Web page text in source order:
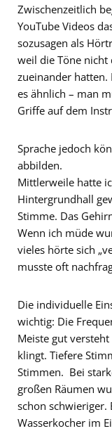
Zwischenzeitlich
YouTube Videos
sozusagen als
weil die Töne
zueinander
es ähnlich – man
Griffe auf dem
Sprache jedoch
abbilden.
Mittlerweile hatte
Hintergrundhall
Stimme. Das
Wenn ich müde
vieles hörte sich
musste oft
Die individuelle
wichtig: Die
Meiste gut
klingt. Tiefere
Stimmen. Bei
großen Räumen
schon schwieriger.
Wasserkocher im